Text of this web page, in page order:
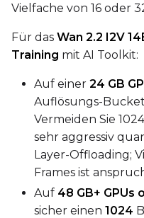
Vielfache von 16 oder
Für das Wan 2.2 I2V
Training mit AI Toolkit:
Auf einer 24 GB
Auflösungs-
Vermeiden Sie
sehr aggressiv
Layer-Offloading;
Frames ist
Auf 48 GB+ GPUs
sicher einen 1024